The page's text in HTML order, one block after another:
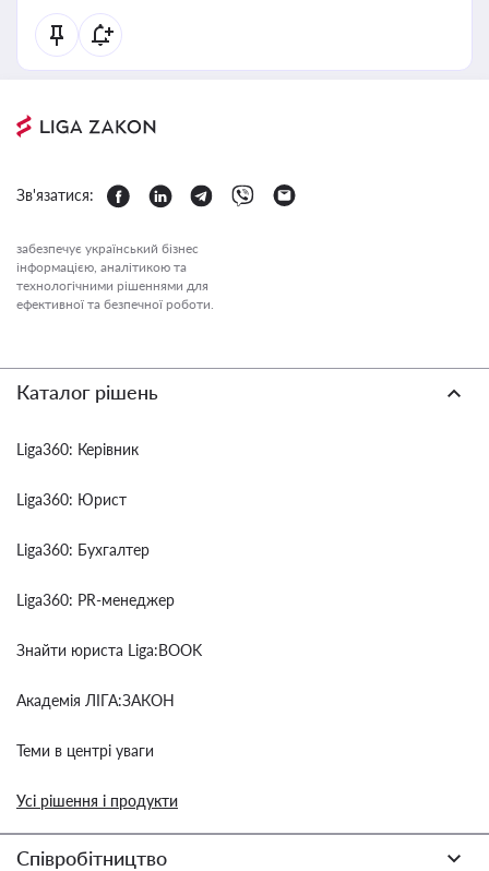
Зв'язатися:
забезпечує український бізнес
інформацією, аналітикою та
технологічними рішеннями для
ефективної та безпечної роботи.
Каталог рішень
Liga360: Керівник
Liga360: Юрист
Liga360: Бухгалтер
Liga360: PR-менеджер
Знайти юриста Liga:BOOK
Академія ЛІГА:ЗАКОН
Теми в центрі уваги
Усі рішення і продукти
Співробітництво